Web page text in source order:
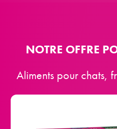
NOTRE OFFRE
Aliments pour chats,